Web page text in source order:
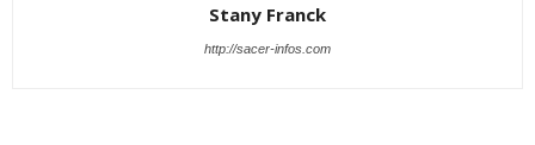
Stany Franck
http://sacer-infos.com